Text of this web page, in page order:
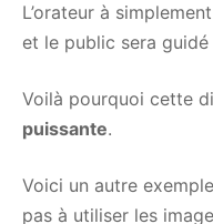
L’orateur à
et le public sera
Voilà pourquoi cette
puissante.
Voici un autre
pas à utiliser les